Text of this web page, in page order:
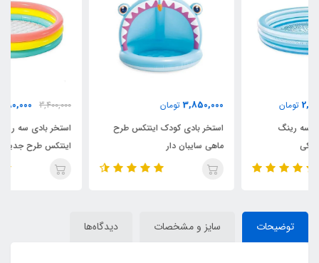
3,850,000
استخر بادی کودک اینتکس طرح
تومان
استخر بادی سه رینگ کودک
اینتکس طرح جدید قطر 147
توضیحات سایز و مشخصات دیدگاه‌ها